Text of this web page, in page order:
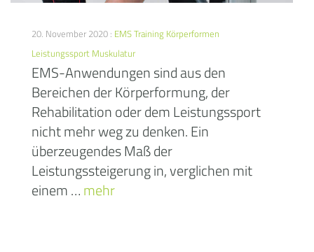
20. November 2020 : EMS Training Körperformen
Leistungssport Muskulatur
EMS-Anwendungen sind aus den
Bereichen der Körperformung, der
Rehabilitation oder dem Leistungssport
nicht mehr weg zu denken. Ein
überzeugendes Maß der
Leistungssteigerung in, verglichen mit
einem …mehr